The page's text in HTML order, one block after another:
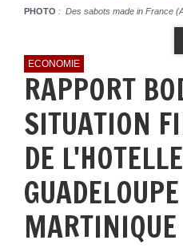
PHOTO : Des sabots made in France
ECONOMIE
RAPPORT
SITUATION
DE
MARTINIQUE